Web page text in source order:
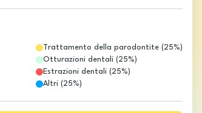
Trattamento della parodontite(25%)
Otturazioni dentali(25%)
Estrazioni dentali(25%)
Altri(25%)